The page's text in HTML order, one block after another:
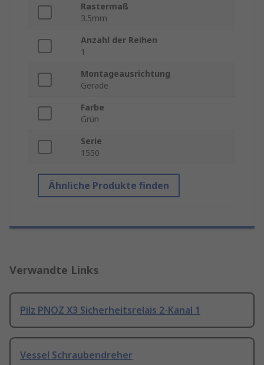
Rastermaß
3.5mm
Anzahl der Reihen
1
Montageausrichtung
Gerade
Farbe
Grün
Serie
1550
Ähnliche Produkte finden
Verwandte Links
Pilz PNOZ X3 Sicherheitsrelais 2-Kanal 1
Vessel Schraubendreher